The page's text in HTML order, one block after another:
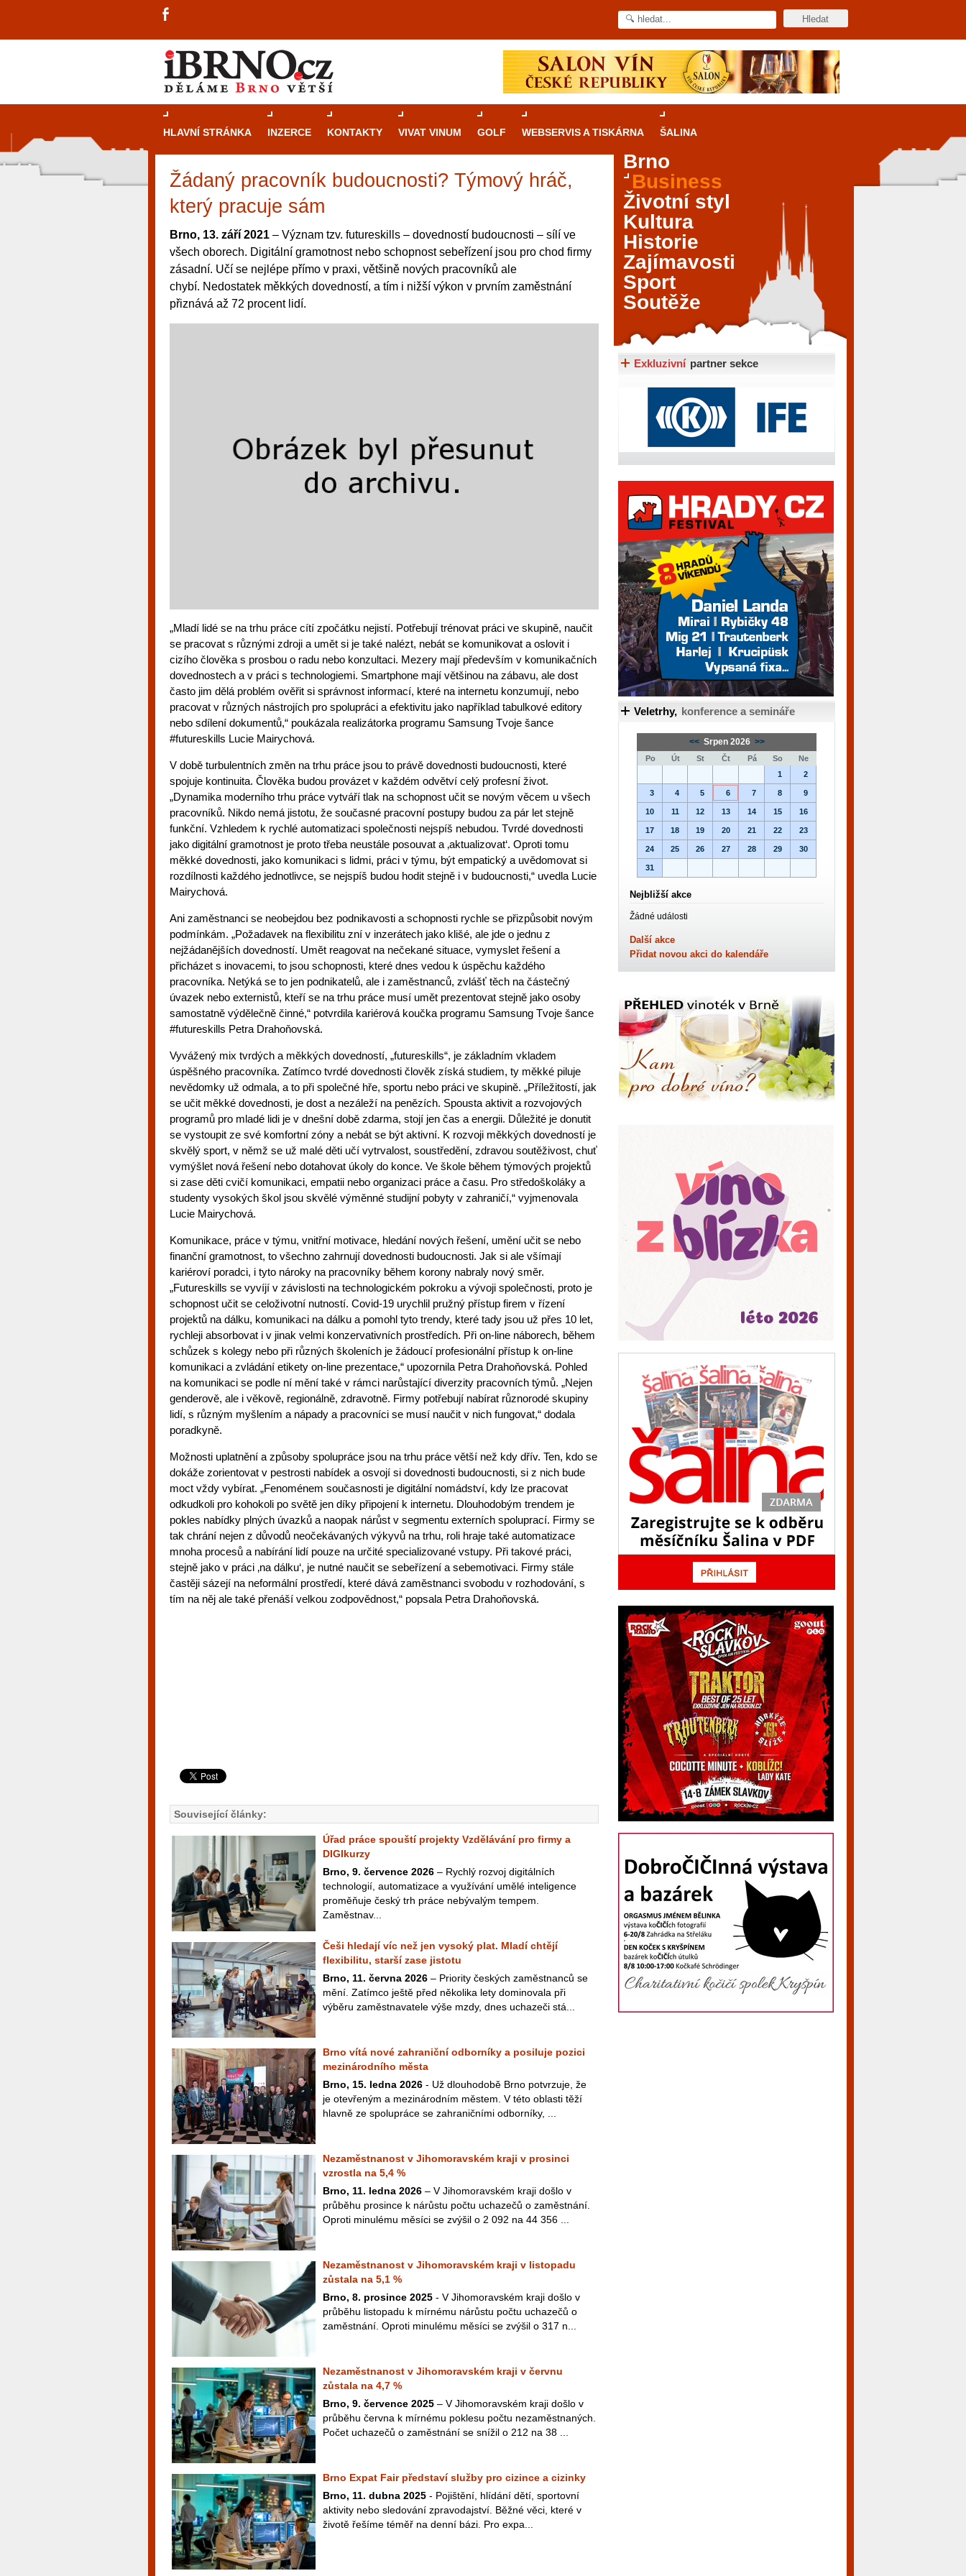
HLAVNÍ STRÁNKA INZERCE KONTAKTY VIVAT VINUM GOLF WEBSERVIS A TISKÁRNA ŠALINA
Žádaný pracovník budoucnosti? Týmový hráč,
který pracuje sám
Brno, 13. září 2021 – Význam tzv. futureskills – dovedností budoucnosti – sílí ve
všech oborech. Digitální gramotnost nebo schopnost sebeřízení jsou pro chod firmy
zásadní. Učí se nejlépe přímo v praxi, většině nových pracovníků ale
chybí. Nedostatek měkkých dovedností, a tím i nižší výkon v prvním zaměstnání
přiznává až 72 procent lidí.
„Mladí lidé se na trhu práce cítí zpočátku nejistí. Potřebují trénovat práci ve skupině, naučit
se pracovat s různými zdroji a umět si je také nalézt, nebát se komunikovat a oslovit i
cizího člověka s prosbou o radu nebo konzultaci. Mezery mají především v komunikačních
dovednostech a v práci s technologiemi. Smartphone mají většinou na zábavu, ale dost
často jim dělá problém ověřit si správnost informací, které na internetu konzumují, nebo
pracovat v různých nástrojích pro spolupráci a efektivitu jako například tabulkové editory
nebo sdílení dokumentů,“ poukázala realizátorka programu Samsung Tvoje šance
#futureskills Lucie Mairychová.
V době turbulentních změn na trhu práce jsou to právě dovednosti budoucnosti, které
spojuje kontinuita. Člověka budou provázet v každém odvětví celý profesní život.
„Dynamika moderního trhu práce vytváří tlak na schopnost učit se novým věcem u všech
pracovníků. Nikdo nemá jistotu, že současné pracovní postupy budou za pár let stejně
funkční. Vzhledem k rychlé automatizaci společnosti nejspíš nebudou. Tvrdé dovednosti
jako digitální gramotnost je proto třeba neustále posouvat a ‚aktualizovat‘. Oproti tomu
měkké dovednosti, jako komunikaci s lidmi, práci v týmu, být empatický a uvědomovat si
rozdílnosti každého jednotlivce, se nejspíš budou hodit stejně i v budoucnosti,“ uvedla Lucie
Mairychová.
Ani zaměstnanci se neobejdou bez podnikavosti a schopnosti rychle se přizpůsobit novým
podmínkám. „Požadavek na flexibilitu zní v inzerátech jako klišé, ale jde o jednu z
nejžádanějších dovedností. Umět reagovat na nečekané situace, vymyslet řešení a
přicházet s inovacemi, to jsou schopnosti, které dnes vedou k úspěchu každého
pracovníka. Netýká se to jen podnikatelů, ale i zaměstnanců, zvlášť těch na částečný
úvazek nebo externistů, kteří se na trhu práce musí umět prezentovat stejně jako osoby
samostatně výdělečně činné,“ potvrdila kariérová koučka programu Samsung Tvoje šance
#futureskills Petra Drahoňovská.
Vyvážený mix tvrdých a měkkých dovedností, „futureskills“, je základním vkladem
úspěšného pracovníka. Zatímco tvrdé dovednosti člověk získá studiem, ty měkké piluje
nevědomky už odmala, a to při společné hře, sportu nebo práci ve skupině. „Příležitostí, jak
se učit měkké dovednosti, je dost a nezáleží na penězích. Spousta aktivit a rozvojových
programů pro mladé lidi je v dnešní době zdarma, stojí jen čas a energii. Důležité je donutit
se vystoupit ze své komfortní zóny a nebát se být aktivní. K rozvoji měkkých dovedností je
skvělý sport, v němž se už malé děti učí vytrvalost, soustředění, zdravou soutěživost, chuť
vymýšlet nová řešení nebo dotahovat úkoly do konce. Ve škole během týmových projektů
si zase děti cvičí komunikaci, empatii nebo organizaci práce a času. Pro středoškoláky a
studenty vysokých škol jsou skvělé výměnné studijní pobyty v zahraničí,“ vyjmenovala
Lucie Mairychová.
Komunikace, práce v týmu, vnitřní motivace, hledání nových řešení, umění učit se nebo
finanční gramotnost, to všechno zahrnují dovednosti budoucnosti. Jak si ale všímají
kariéroví poradci, i tyto nároky na pracovníky během korony nabraly nový směr.
„Futureskills se vyvíjí v závislosti na technologickém pokroku a vývoji společnosti, proto je
schopnost učit se celoživotní nutností. Covid-19 urychlil pružný přístup firem v řízení
projektů na dálku, komunikaci na dálku a pomohl tyto trendy, které tady jsou už přes 10 let,
rychleji absorbovat i v jinak velmi konzervativních prostředích. Při on-line náborech, během
schůzek s kolegy nebo při různých školeních je žádoucí profesionální přístup k on-line
komunikaci a zvládání etikety on-line prezentace,“ upozornila Petra Drahoňovská. Pohled
na komunikaci se podle ní mění také v rámci narůstající diverzity pracovních týmů. „Nejen
genderově, ale i věkově, regionálně, zdravotně. Firmy potřebují nabírat různorodé skupiny
lidí, s různým myšlením a nápady a pracovníci se musí naučit v nich fungovat,“ dodala
poradkyně.
Možnosti uplatnění a způsoby spolupráce jsou na trhu práce větší než kdy dřív. Ten, kdo se
dokáže zorientovat v pestrosti nabídek a osvojí si dovednosti budoucnosti, si z nich bude
moct vždy vybírat. „Fenoménem současnosti je digitální nomádství, kdy lze pracovat
odkudkoli pro kohokoli po světě jen díky připojení k internetu. Dlouhodobým trendem je
pokles nabídky plných úvazků a naopak nárůst v segmentu externích spoluprací. Firmy se
tak chrání nejen z důvodů neočekávaných výkyvů na trhu, roli hraje také automatizace
mnoha procesů a nabírání lidí pouze na určité specializované vstupy. Při takové práci,
stejně jako v práci ‚na dálku‘, je nutné naučit se sebeřízení a sebemotivaci. Firmy stále
častěji sázejí na neformální prostředí, které dává zaměstnanci svobodu v rozhodování, s
tím na něj ale také přenáší velkou zodpovědnost,“ popsala Petra Drahoňovská.
Související články:
Úřad práce spouští projekty Vzdělávání pro firmy a
DIGIkurzy
Brno, 9. července 2026 – Rychlý rozvoj digitálních
technologií, automatizace a využívání umělé inteligence
proměňuje český trh práce nebývalým tempem.
Zaměstnav...
Češi hledají víc než jen vysoký plat. Mladí chtějí
flexibilitu, starší zase jistotu
Brno, 11. června 2026 – Priority českých zaměstnanců se
mění. Zatímco ještě před několika lety dominovala při
výběru zaměstnavatele výše mzdy, dnes uchazeči stá...
Brno vítá nové zahraniční odborníky a posiluje pozici
mezinárodního města
Brno, 15. ledna 2026 - Už dlouhodobě Brno potvrzuje, že
je otevřeným a mezinárodním městem. V této oblasti těží
hlavně ze spolupráce se zahraničními odborníky, ...
Nezaměstnanost v Jihomoravském kraji v prosinci
vzrostla na 5,4 %
Brno, 11. ledna 2026 – V Jihomoravském kraji došlo v
průběhu prosince k nárůstu počtu uchazečů o zaměstnání.
Oproti minulému měsíci se zvýšil o 2 092 na 44 356 ...
Nezaměstnanost v Jihomoravském kraji v listopadu
zůstala na 5,1 %
Brno, 8. prosince 2025 - V Jihomoravském kraji došlo v
průběhu listopadu k mírnému nárůstu počtu uchazečů o
zaměstnání. Oproti minulému měsíci se zvýšil o 317 n...
Nezaměstnanost v Jihomoravském kraji v červnu
zůstala na 4,7 %
Brno, 9. července 2025 – V Jihomoravském kraji došlo v
průběhu června k mírnému poklesu počtu nezaměstnaných.
Počet uchazečů o zaměstnání se snížil o 212 na 38 ...
Brno Expat Fair představí služby pro cizince a cizinky
Brno, 11. dubna 2025 - Pojištění, hlídání dětí, sportovní
aktivity nebo sledování zpravodajství. Běžné věci, které v
životě řešíme téměř na denní bázi. Pro expa...
Průvodcekasinovými hrami v Brně: Od
Brno je městem známým pro zajímavé památky, skvělé
restaurace, divadla a univerzity. Mimo jiné je ale také
místem, kde si můžete legálně a bezpečně vyzkoušet
různé kasinové hry. V neustále kvetoucí moravské
metropoli naleznete širokou nabídku her od klasické
Brno
Business
Životní styl
Kultura
Historie
Zajímavosti
Sport
Soutěže
Exkluzivní partner sekce
Veletrhy, konference a semináře
<< Srpen 2026 >>
Po Út St Čt Pá So
Ne
1
2
3 4 5 6 7 8 9
10 11 12 13 14 15 16
17 18 19 20 21 22 23
24 25 26 27 28 29 30
31
Nejbližší akce
Žádné události
Další akce
Přidat novou akci do kalendáře